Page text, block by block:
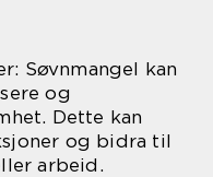
Søvnmangel kan
og
Dette kan
og bidra til
arbeid.